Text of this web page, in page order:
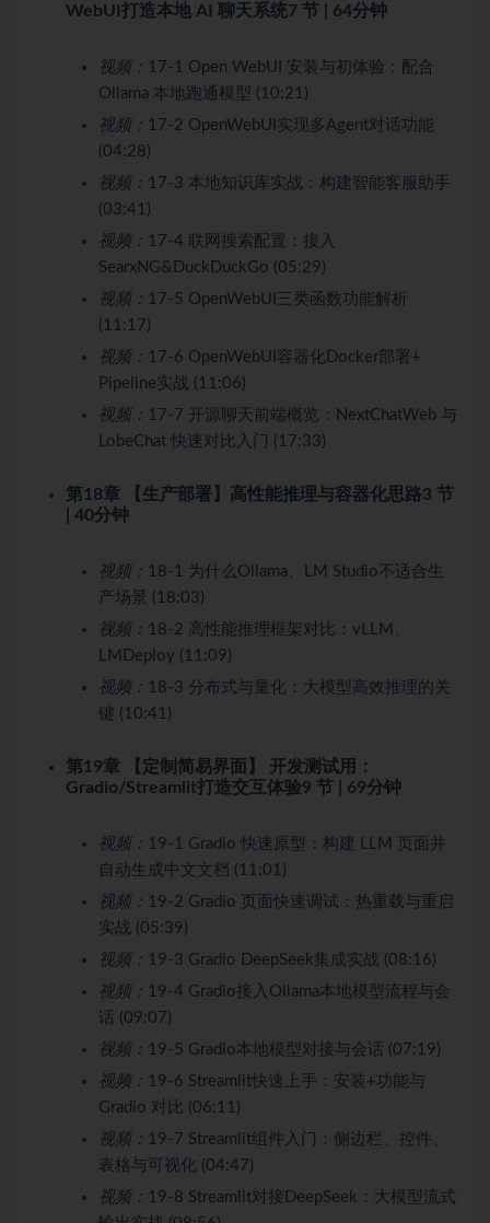
WebUI打造本地 AI 聊天系统7 节 | 64分钟
视频： 17-1 Open WebUI 安装与初体验：配合
Ollama 本地跑通模型 (10:21)
视频： 17-2 OpenWebUI实现多Agent对话功能
(04:28)
视频： 17-3 本地知识库实战：构建智能客服助手
(03:41)
视频： 17-4 联网搜索配置：接入
SearxNG&DuckDuckGo (05:29)
视频： 17-5 OpenWebUI三类函数功能解析
(11:17)
视频： 17-6 OpenWebUI容器化Docker部署+
Pipeline实战 (11:06)
视频： 17-7 开源聊天前端概览：NextChatWeb 与
LobeChat 快速对比入门 (17:33)
第18章 【生产部署】高性能推理与容器化思路3 节
| 40分钟
视频： 18-1 为什么Ollama、LM Studio不适合生
产场景 (18:03)
视频： 18-2 高性能推理框架对比：vLLM、
LMDeploy (11:09)
视频： 18-3 分布式与量化：大模型高效推理的关
键 (10:41)
第19章 【定制简易界面】 开发测试用：
Gradio/Streamlit打造交互体验9 节 | 69分钟
视频： 19-1 Gradio 快速原型：构建 LLM 页面并
自动生成中文文档 (11:01)
视频： 19-2 Gradio 页面快速调试：热重载与重启
实战 (05:39)
视频： 19-3 Gradio DeepSeek集成实战 (08:16)
视频： 19-4 Gradio接入Ollama本地模型流程与会
话 (09:07)
视频： 19-5 Gradio本地模型对接与会话 (07:19)
视频： 19-6 Streamlit快速上手：安装+功能与
Gradio 对比 (06:11)
视频： 19-7 Streamlit组件入门：侧边栏、控件、
表格与可视化 (04:47)
视频： 19-8 Streamlit对接DeepSeek：大模型流式